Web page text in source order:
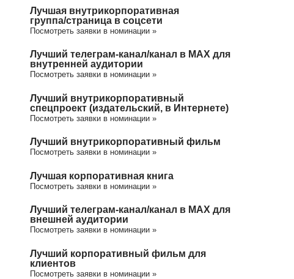
Лучшая внутрикорпоративная
группа/cтраница в соцсети
Посмотреть заявки в номинации »
Лучший телеграм-канал/канал в МАХ для
внутренней аудитории
Посмотреть заявки в номинации »
Лучший внутрикорпоративный
спецпроект (издательский, в Интернете)
Посмотреть заявки в номинации »
Лучший внутрикорпоративный фильм
Посмотреть заявки в номинации »
Лучшая корпоративная книга
Посмотреть заявки в номинации »
Лучший телеграм-канал/канал в МАХ для
внешней аудитории
Посмотреть заявки в номинации »
Лучший корпоративный фильм для
клиентов
Посмотреть заявки в номинации »